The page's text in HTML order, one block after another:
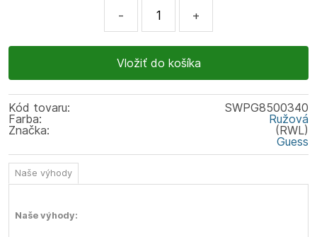
- +
Kód tovaru:
SWPG8500340
Farba:
Ružová
(RWL)
Značka:
Guess
Naše výhody
Naše výhody: